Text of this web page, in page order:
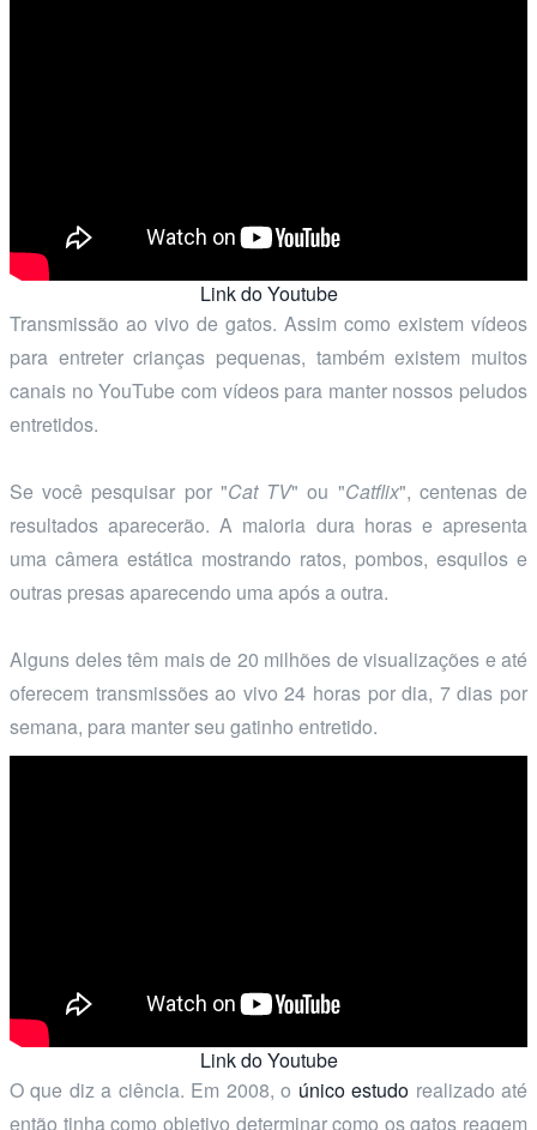
Link do Youtube
Transmissão ao vivo de gatos. Assim como existem vídeos
para entreter crianças pequenas, também existem muitos
canais no YouTube com vídeos para manter nossos peludos
entretidos.
Se você pesquisar por "Cat TV" ou "Catflix", centenas de
resultados aparecerão. A maioria dura horas e apresenta
uma câmera estática mostrando ratos, pombos, esquilos e
outras presas aparecendo uma após a outra.
Alguns deles têm mais de 20 milhões de visualizações e até
oferecem transmissões ao vivo 24 horas por dia, 7 dias por
semana, para manter seu gatinho entretido.
Link do Youtube
O que diz a ciência. Em 2008, o único estudo realizado até
então tinha como objetivo determinar como os gatos reagem